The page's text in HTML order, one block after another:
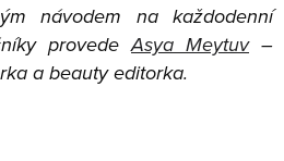
návodem na každodenní
provedeAsya Meytuv–
a beauty editorka.